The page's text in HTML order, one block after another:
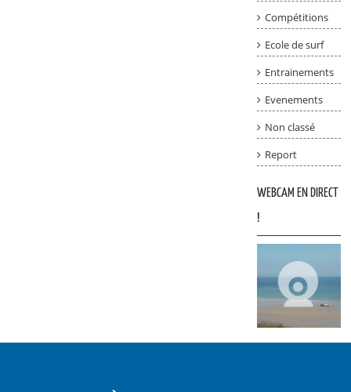
Compétitions
Ecole de surf
Entrainements
Evenements
Non classé
Report
WEBCAM EN DIRECT
!